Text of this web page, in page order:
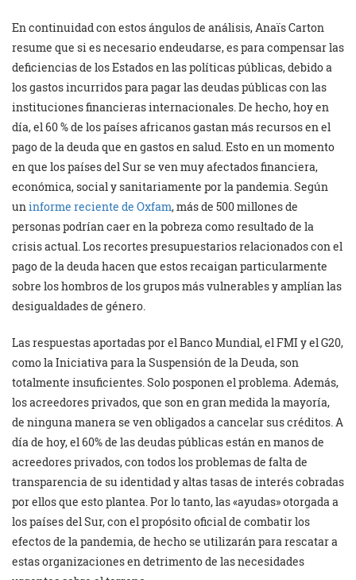
En continuidad con estos ángulos de análisis, Anaïs Carton
resume que si es necesario endeudarse, es para compensar las
deficiencias de los Estados en las políticas públicas, debido a
los gastos incurridos para pagar las deudas públicas con las
instituciones financieras internacionales. De hecho, hoy en
día, el 60 % de los países africanos gastan más recursos en el
pago de la deuda que en gastos en salud. Esto en un momento
en que los países del Sur se ven muy afectados financiera,
económica, social y sanitariamente por la pandemia. Según
uninforme reciente de Oxfam, más de 500 millones de
personas podrían caer en la pobreza como resultado de la
crisis actual. Los recortes presupuestarios relacionados con el
pago de la deuda hacen que estos recaigan particularmente
sobre los hombros de los grupos más vulnerables y amplían las
desigualdades de género.
Las respuestas aportadas por el Banco Mundial, el FMI y el G20,
como la Iniciativa para la Suspensión de la Deuda, son
totalmente insuficientes. Solo posponen el problema. Además,
los acreedores privados, que son en gran medida la mayoría,
de ninguna manera se ven obligados a cancelar sus créditos. A
día de hoy, el 60% de las deudas públicas están en manos de
acreedores privados, con todos los problemas de falta de
transparencia de su identidad y altas tasas de interés cobradas
por ellos que esto plantea. Por lo tanto, las «ayudas» otorgada a
los países del Sur, con el propósito oficial de combatir los
efectos de la pandemia, de hecho se utilizarán para rescatar a
estas organizaciones en detrimento de las necesidades